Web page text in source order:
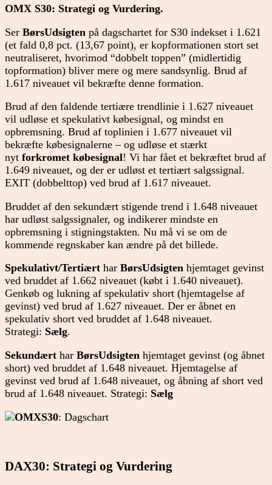
OMX S30: Strategi og Vurdering.
Ser BørsUdsigten på dagschartet for S30 indekset i 1.621
(et fald 0,8 pct. (13,67 point), er kopformationen stort set
neutraliseret, hvorimod “dobbelt toppen” (midlertidig
topformation) bliver mere og mere sandsynlig. Brud af
1.617 niveauet vil bekræfte denne formation.
Brud af den faldende tertiære trendlinie i 1.627 niveauet
vil udløse et spekulativt købesignal, og mindst en
opbremsning. Brud af toplinien i 1.677 niveauet vil
bekræfte købesignalerne – og udløse et stærkt
nyt forkromet købesignal! Vi har fået et bekræftet brud af
1.649 niveauet, og der er udløst et tertiært salgssignal.
EXIT (dobbelttop) ved brud af 1.617 niveauet.
Bruddet af den sekundært stigende trend i 1.648 niveauet
har udløst salgssignaler, og indikerer mindste en
opbremsning i stigningstakten. Nu må vi se om de
kommende regnskaber kan ændre på det billede.
Spekulativt/Tertiært har BørsUdsigten hjemtaget gevinst
ved bruddet af 1.662 niveauet (købt i 1.640 niveauet).
Genkøb og lukning af spekulativ short (hjemtagelse af
gevinst) ved brud af 1.627 niveauet. Der er åbnet en
spekulativ short ved bruddet af 1.648 niveauet.
Strategi: Sælg.
Sekundært har BørsUdsigten hjemtaget gevinst (og åbnet
short) ved bruddet af 1.648 niveauet. Hjemtagelse af
gevinst ved brud af 1.648 niveauet, og åbning af short ved
brud af 1.648 niveauet. Strategi: Sælg
OMXS30: Dagschart
DAX30: Strategi og Vurdering